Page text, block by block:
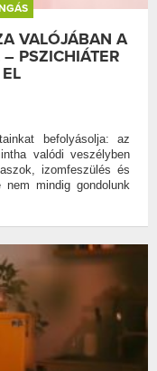
VALÓJÁBAN A
PSZICHIÁTER
befolyásolja: az
valódi veszélyben
izomfeszülés és
mindig gondolunk